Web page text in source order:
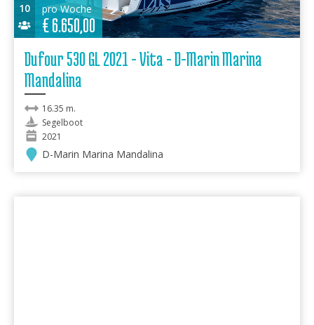
10 pro Woche
€6.650,00
Dufour 530 GL 2021 - Vita - D-Marin Marina
Mandalina
16.35 m.
Segelboot
2021
D-Marin Marina Mandalina